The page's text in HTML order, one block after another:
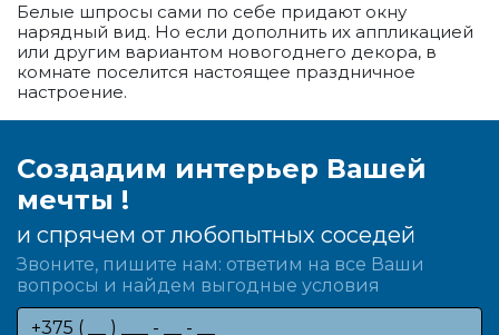
Белые шпросы сами по себе придают окну
нарядный вид. Но если дополнить их аппликацией
или другим вариантом новогоднего декора, в
комнате поселится настоящее праздничное
настроение.
Создадим интерьер Вашей
мечты !
и спрячем от любопытных соседей
Звоните, пишите нам: ответим на все Ваши
вопросы и найдем выгодные условия